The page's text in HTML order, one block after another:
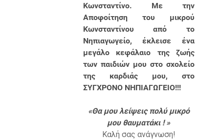
Κωνσταντίνο. Με την
Αποφοίτηση του μικρού
Κωνσταντίνου από το
Νηπιαγωγείο, έκλεισε ένα
μεγάλο κεφάλαιο της ζωής
των παιδιών μου στο σχολείο
της καρδιάς μου, στο
ΣΥΓΧΡΟΝΟ ΝΗΠΙΑΓΩΓΕΙΟ!!!
«Θα μου λείψεις πολύ μικρό
μου θαυματάκι ! »
Καλή σας ανάγνωση!